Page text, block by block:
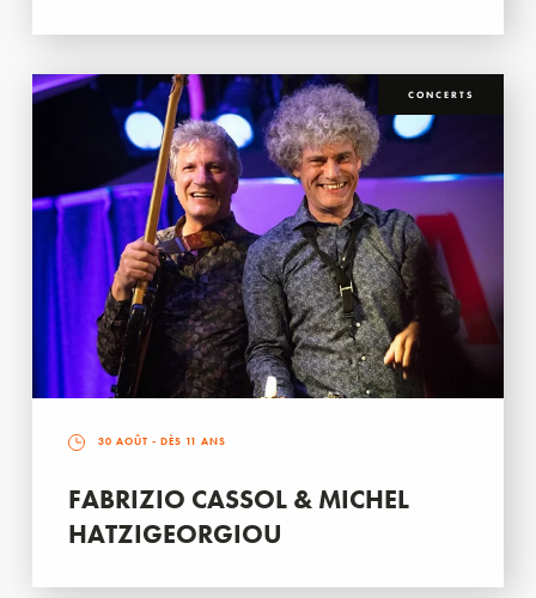
CONCERTS
30 AOÛT - DÈS 11 ANS
FABRIZIO CASSOL & MICHEL
HATZIGEORGIOU